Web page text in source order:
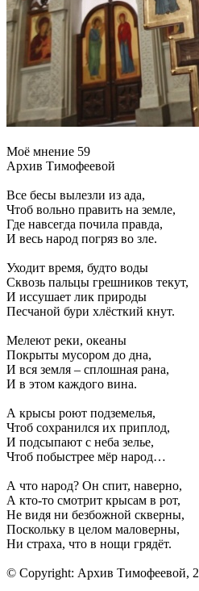
Моё мнение 59
Архив Тимофеевой
Все бесы вылезли из ада,
Чтоб вольно править на земле,
Где навсегда почила правда,
И весь народ погряз во зле.
Уходит время, будто воды
Сквозь пальцы грешников текут,
И иссушает лик природы
Песчаной бури хлёсткий кнут.
Мелеют реки, океаны
Покрыты мусором до дна,
И вся земля – сплошная рана,
И в этом каждого вина.
А крысы роют подземелья,
Чтоб сохранился их приплод,
И подсыпают с неба зелье,
Чтоб побыстрее мёр народ…
А что народ? Он спит, наверно,
А кто-то смотрит крысам в рот,
Не видя ни безбожной скверны,
Поскольку в целом маловерны,
Ни страха, что в нощи грядёт.
© Copyright: Архив Тимофеевой,